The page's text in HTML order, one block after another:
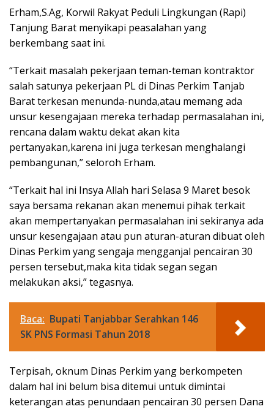
Erham,S.Ag, Korwil Rakyat Peduli Lingkungan (Rapi)
Tanjung Barat menyikapi peasalahan yang
berkembang saat ini.
“Terkait masalah pekerjaan teman-teman kontraktor
salah satunya pekerjaan PL di Dinas Perkim Tanjab
Barat terkesan menunda-nunda,atau memang ada
unsur kesengajaan mereka terhadap permasalahan ini,
rencana dalam waktu dekat akan kita
pertanyakan,karena ini juga terkesan menghalangi
pembangunan,” seloroh Erham.
“Terkait hal ini Insya Allah hari Selasa 9 Maret besok
saya bersama rekanan akan menemui pihak terkait
akan mempertanyakan permasalahan ini sekiranya ada
unsur kesengajaan atau pun aturan-aturan dibuat oleh
Dinas Perkim yang sengaja mengganjal pencairan 30
persen tersebut,maka kita tidak segan segan
melakukan aksi,” tegasnya.
Baca: Bupati Tanjabbar Serahkan 146
SK PNS Formasi Tahun 2018
Terpisah, oknum Dinas Perkim yang berkompeten
dalam hal ini belum bisa ditemui untuk dimintai
keterangan atas penundaan pencairan 30 persen Dana